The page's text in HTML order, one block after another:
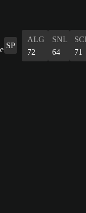
SP
ALG
72
SNL
64
71